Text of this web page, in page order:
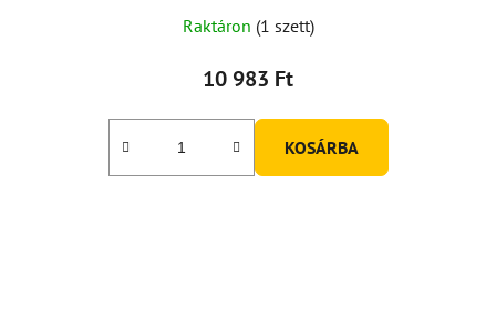
Raktáron (1 szett)
10 983 Ft
KOSÁRBA